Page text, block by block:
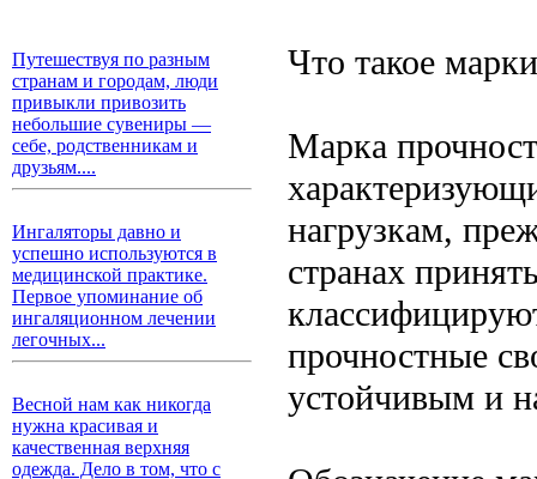
Путешествуя по разным
странам и городам, люди
привыкли привозить
небольшие сувениры —
себе, родственникам и
друзьям....
Ингаляторы давно и
успешно используются в
медицинской практике.
Первое упоминание об
ингаляционном лечении
легочных...
Весной нам как никогда
нужна красивая и
качественная верхняя
одежда. Дело в том, что с
Что такое
Марка
нагрузкам,
странах
прочностные
устойчивым и